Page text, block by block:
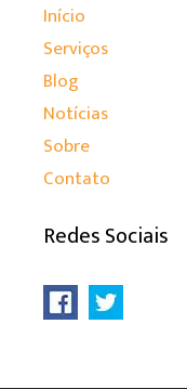
Início
Serviços
Blog
Notícias
Sobre
Contato
Redes Sociais